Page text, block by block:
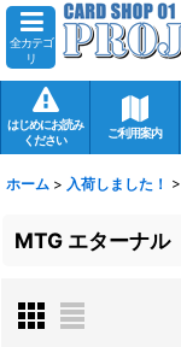
全カテゴ
リ
はじめにお読み
ください
ご利用案内
ホーム > 入荷しました！ >
MTG エターナル